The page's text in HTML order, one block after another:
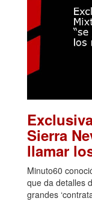
Sierra
llamar
Minuto60
que da detalles
grandes